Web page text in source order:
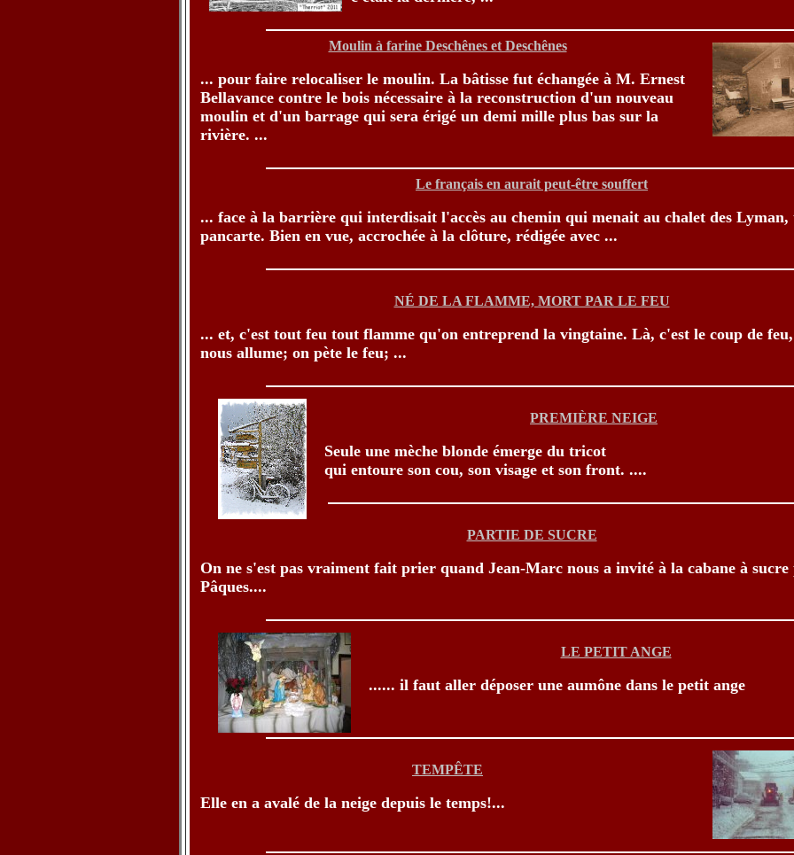
Moulin à farine Deschênes et Deschênes
... pour faire relocaliser le moulin. La bâtisse fut échangée à M. Ernest
Bellavance contre le bois nécessaire à la reconstruction d'un nouveau
moulin et d'un barrage qui sera érigé un demi mille plus bas sur la
rivière. ...
Le français en aurait peut-être souffert
... face à la barrière qui interdisait l'accès au chemin qui menait au chalet des Lyman,
pancarte. Bien en vue, accrochée à la clôture, rédigée avec ...
NÉ DE LA FLAMME, MORT PAR LE FEU
... et, c'est tout feu tout flamme qu'on entreprend la vingtaine. Là, c'est le coup de
nous allume; on pète le feu; ...
PREMIÈRE NEIGE
Seule une mèche blonde émerge du tricot
qui entoure son cou, son visage et son front. ....
PARTIE DE SUCRE
On ne s'est pas vraiment fait prier quand Jean-Marc nous a invité à la cabane à sucre
Pâques....
LE PETIT ANGE
...... il faut aller déposer une aumône dans le petit ange
TEMPÊTE
Elle en a avalé de la neige depuis le temps!...